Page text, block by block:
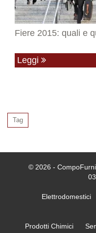
Fiere 2015: quali e
Leggi
Tag
© 2026 -
Elettrodomestici
Prodotti Chimici